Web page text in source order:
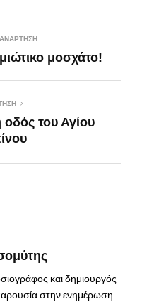
μοσχάτο!
του Αγίου
και δημιουργός
στην ενημέρωση